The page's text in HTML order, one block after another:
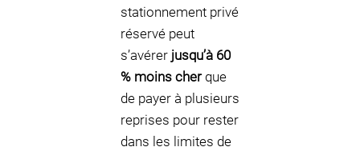
stationnement privé
réservé peut
s’avérer jusqu’à 60
% moins cherque
de payer à plusieurs
reprises pour rester
dans les limites de